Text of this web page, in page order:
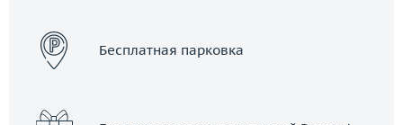
Бесплатная парковка